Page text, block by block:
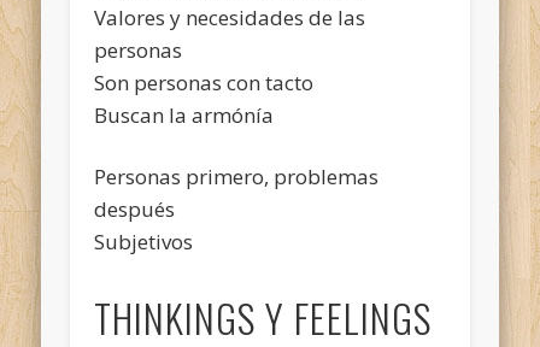
Valores y necesidades de las
personas
Son personas con tacto
Buscan la armónía
Personas primero, problemas
después
Subjetivos
THINKINGS Y FEELINGS